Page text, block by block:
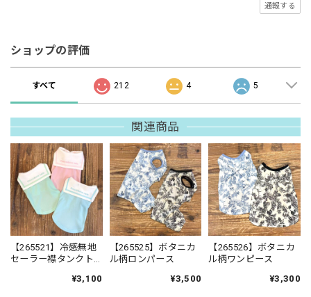
通報する
ショップの評価
すべて 212 4 5
関連商品
【265521】冷感無地
セーラー襟タンクト
¥3,100
【265525】ボタニカ
ル柄ロンパース
¥3,500
【265526】ボタニカ
ル柄ワンピース
¥3,300